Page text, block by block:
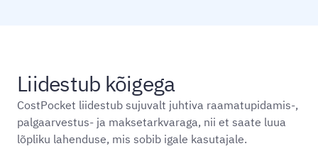
Liidestub kõigega
CostPocket liidestub sujuvalt juhtiva raamatupidamis-,
palgaarvestus- ja maksetarkvaraga, nii et saate luua
lõpliku lahenduse, mis sobib igale kasutajale.